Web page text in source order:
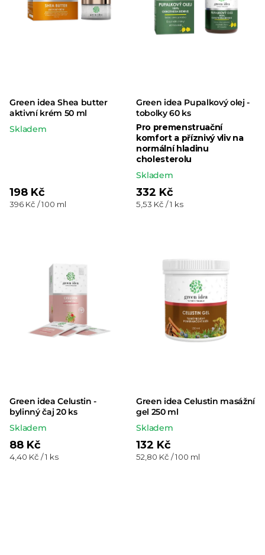
Green idea Shea butter
aktivní krém 50 ml
Skladem
198 Kč
Měrná
396 Kč / 100 ml
Green idea Pupalkový olej -
tobolky 60 ks
Pro premenstruační
komfort a příznivý vliv na
normální hladinu
cholesterolu
Skladem
332 Kč
Měrná
5,53 Kč / 1 ks
Green idea Celustin -
bylinný čaj 20 ks
Skladem
88 Kč
Měrná
4,40 Kč / 1 ks
Green idea Celustin masážní
gel 250 ml
Skladem
132 Kč
Měrná
52,80 Kč / 100 ml